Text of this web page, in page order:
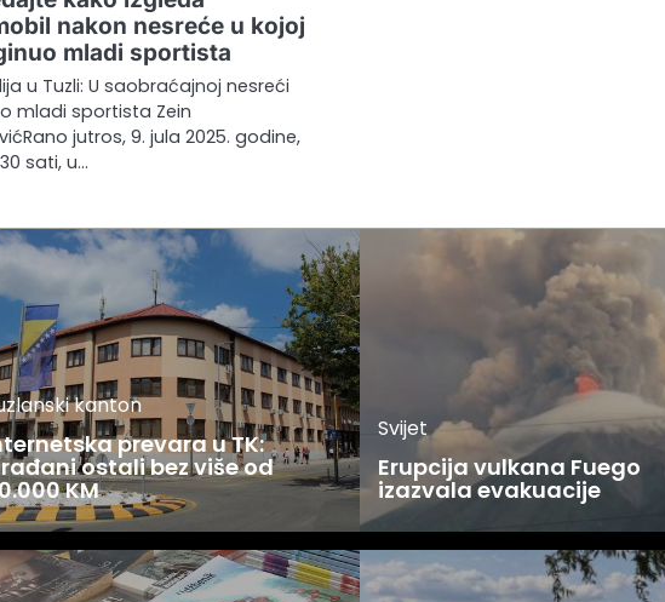
nakon nesreće u kojoj
mladi sportista
u Tuzli: U saobraćajnoj nesreći
mladi sportista Zein
jutros, 9. jula 2025. godine,
sati, u…
kanton
prevara u TK:
ostali bez više od
KM
Svijet
Erupcija vulkana Fuego
izazvala evakuacije